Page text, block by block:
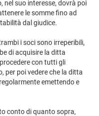
nel suo interesse, dovrà poi
le somme fino ad
dal giudice.
i soci sono irreperibili,
di acquisire la ditta
con tutti gli
per poi vedere che la ditta
emettendo e
conto di quanto sopra,